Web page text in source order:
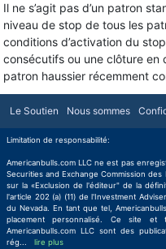
Il ne s’agit pas d’un patron
niveau de stop de tous les
conditions d’activation du
consécutifs ou une clôture en
patron haussier récemment
Le Soutien Nous sommes
Limitation de responsabilité:
Americanbulls.com LLC ne est pas
Securities and Exchange Commission
sur la «Exclusion de l'éditeur" de la
l'article 202 (a) (11) de l'Investment
du Nevada. En tant que tel,
placement personnalisé. Ce site
Americanbulls.com LLC sont des
rég
lire plus